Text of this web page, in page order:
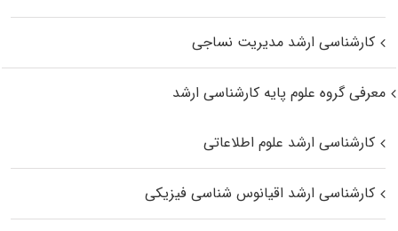
کارشناسی ارشد مدیریت نساجی
معرفی گروه علوم پایه کارشناسی ارشد
کارشناسی ارشد علوم اطلاعاتی
کارشناسی ارشد اقیانوس‌ شناسی فیزیکی